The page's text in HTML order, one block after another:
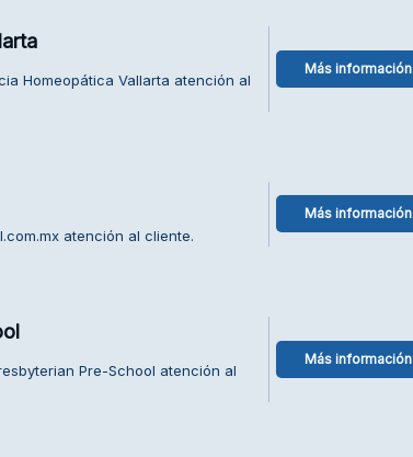
Homeopática Vallarta atención al
Más información
atención al cliente.
Más información
Pre-School atención al
Más información